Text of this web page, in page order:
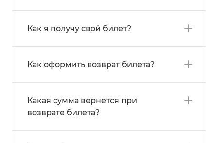
Как я получу свой билет?
Как оформить возврат билета?
Какая сумма вернется при
возврате билета?